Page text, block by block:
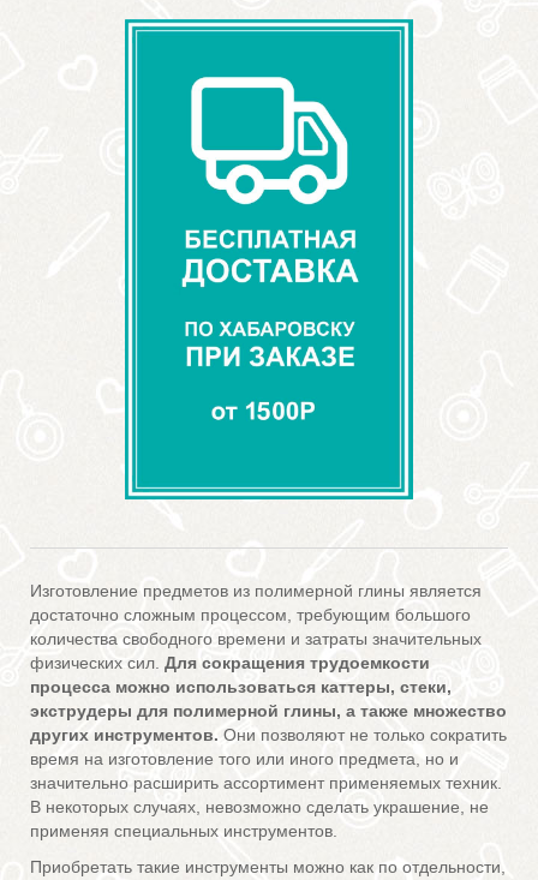
Изготовление предметов из полимерной глины является
достаточно сложным процессом, требующим большого
количества свободного времени и затраты значительных
физических сил. Для сокращения трудоемкости
процесса можно использоваться каттеры, стеки,
экструдеры для полимерной глины, а также множество
других инструментов. Они позволяют не только сократить
время на изготовление того или иного предмета, но и
значительно расширить ассортимент применяемых техник.
В некоторых случаях, невозможно сделать украшение, не
применяя специальных инструментов.
Приобретать такие инструменты можно как по отдельности,